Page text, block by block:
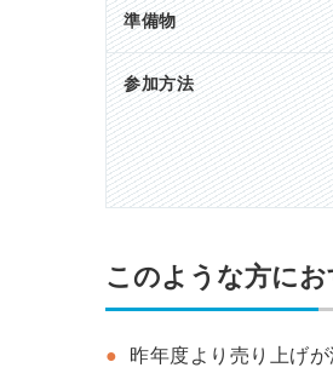
準備物
参加方法
このような方に
昨年度より売り上げ